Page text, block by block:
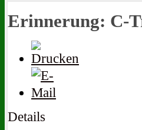
Erinnerung: C-
Details